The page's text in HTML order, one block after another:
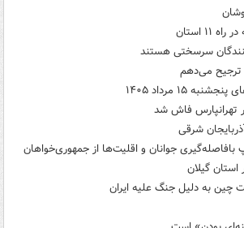
استان
سرسختی هستند
ترجیح می‌دهم
۱۵ مرداد ۱۴۰۵
شرقی
بافاصله‌گیری جوانان و اقلیت‌ها از جمهوری‌خواهان
استان گیلان
چین به دلیل جنگ علیه ایران